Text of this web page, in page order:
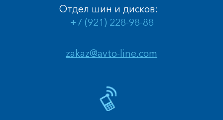
zakaz@avto-line.com
Отдел шин и дисков:
+7 (921) 228-98-88